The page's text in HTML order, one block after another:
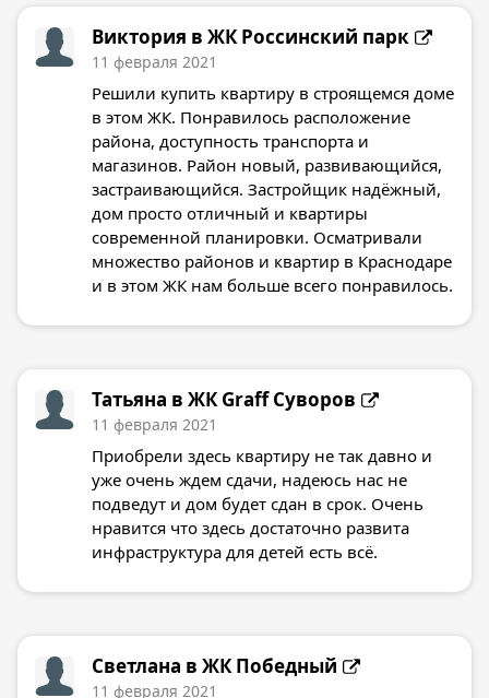
Виктория в ЖК Россинский парк
11 февраля 2021
Решили купить квартиру в строящемся доме
в этом ЖК. Понравилось расположение
района, доступность транспорта и
магазинов. Район новый, развивающийся,
застраивающийся. Застройщик надёжный,
дом просто отличный и квартиры
современной планировки. Осматривали
множество районов и квартир в Краснодаре
и в этом ЖК нам больше всего понравилось.
Татьяна в ЖК Graff Суворов
11 февраля 2021
Приобрели здесь квартиру не так давно и
уже очень ждем сдачи, надеюсь нас не
подведут и дом будет сдан в срок. Очень
нравится что здесь достаточно развита
инфраструктура для детей есть всё.
Светлана в ЖК Победный
11 февраля 2021